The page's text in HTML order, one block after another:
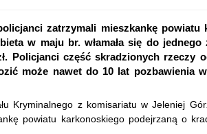
zatrzymali mieszkankę
w maju br. włamała się do
Policjanci część skradzionych rzeczy
może nawet do 10 lat pozbawienia
Kryminalnego z komisariatu w Jeleniej
powiatu karkonoskiego podejrzaną o